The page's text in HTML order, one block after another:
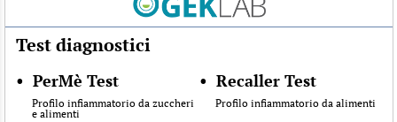
Test diagnostici
• PerMè Test
Profilo infiammatorio da zuccheri
e alimenti
• Recaller Test
Profilo infiammatorio da alimenti